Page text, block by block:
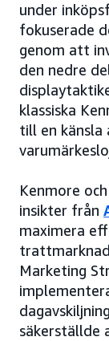
under
fokuserade
genom att
den nedre
klassiska
till en känsla
Kenmore
insikter från
maximera
Marketing
säkerställde